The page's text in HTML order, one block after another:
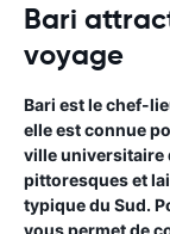
Bari
voyage
Bari est le chef-
elle est connue
ville universitaire
pittoresques et
typique du Sud.